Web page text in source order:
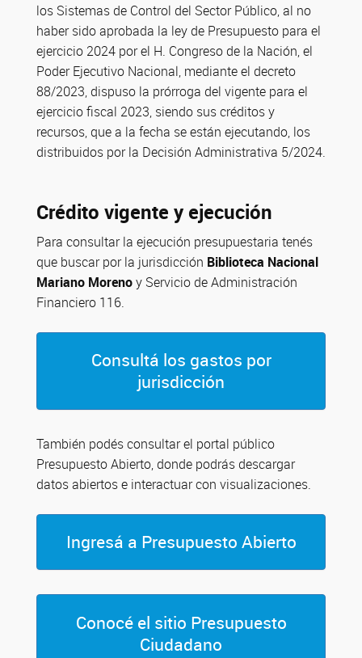
los Sistemas de Control del Sector Público, al no
haber sido aprobada la ley de Presupuesto para el
ejercicio 2024 por el H. Congreso de la Nación, el
Poder Ejecutivo Nacional, mediante el decreto
88/2023, dispuso la prórroga del vigente para el
ejercicio fiscal 2023, siendo sus créditos y
recursos, que a la fecha se están ejecutando, los
distribuidos por la Decisión Administrativa 5/2024.
Crédito vigente y ejecución
Para consultar la ejecución presupuestaria tenés
que buscar por la jurisdicción Biblioteca Nacional
Mariano Morenoy Servicio de Administración
Financiero 116.
Consultá los gastos por
jurisdicción
También podés consultar el portal público
Presupuesto Abierto, donde podrás descargar
datos abiertos e interactuar con visualizaciones.
Ingresá a Presupuesto Abierto
Conocé el sitio Presupuesto
Ciudadano